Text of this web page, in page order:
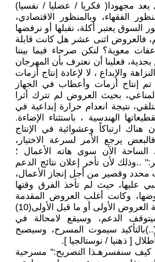
مجهودا( فكريا / عضليا / نفسيا)
الفقهاء، وبالمنظور الاقتصادي،
السوق يعتبر أكلة، نقبلها أو نرفضها
فالعروض اثنى عشر هل كانت قابلة
معوية؟ لنكن صرحاء فيما بيننا
بجدية، فعلينا أن نعترف بأن المهرجان
والإبداع ، لا لإعادة إنتاج أزمات
تم إنتاج أزمات وأعطاب في الجهاز
المناعي، بحيث العروض لم تترك أثرا
نتيجة انعدام حرارة إبداعية في
الهندسية ، باستثناء الإضاءة.
هناك ارتباكاً وعشوائية في الإنتاج
يرجع الأمر لسرعة الاختيار،
الآن سوى هاته الأعمال ؛
..وذلك لأن تأخر إعلان نتائج الدعم
محدد وقصير من أجل إنجاز الأعمال،
عليها، حيث لم تأخذ الفرق وقتها
وكانت أغلب العروض المقدمة
في المهرجان بمثابة العروض الأولى أو ما قبل الأولى(10)
الدعم، وسيقع لامحالة في
(..)بالتأكيد سيموت المسرح، وسيصبح
[ ذهنيا / نوستالجيا ].
كيف سنفسرهـذا التصريح:" مسرحية